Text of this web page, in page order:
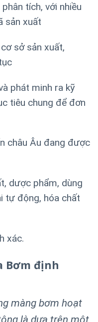
tích, với nhiều
sản xuất
sở sản xuất,
phát minh ra kỹ
tiêu chung để đơn
châu Âu đang được
dược phẩm, dùng
tự động, hóa chất
xác.
Bơm định
màng bơm hoạt
là dựa trên một